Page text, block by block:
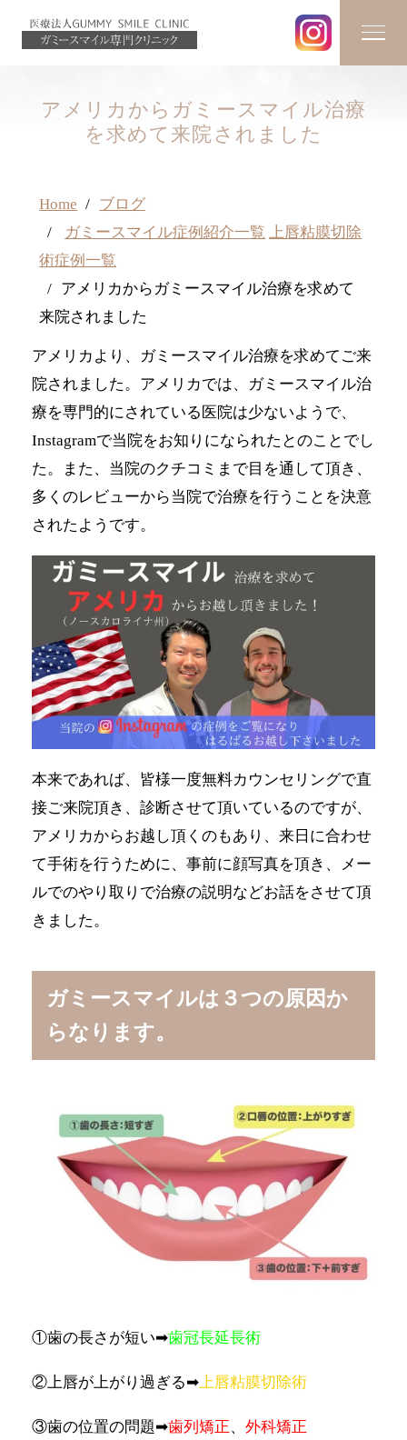
アメリカからガミースマイル治療
を求めて来院されました
Home
ブログ
ガミースマイル症例紹介一覧 上唇粘膜切除
術症例一覧
アメリカからガミースマイル治療を求めて
来院されました
アメリカより、ガミースマイル治療を求めてご来
院されました。アメリカでは、ガミースマイル治
療を専門的にされている医院は少ないようで、
Instagramで当院をお知りになられたとのことでし
た。また、当院のクチコミまで目を通して頂き、
多くのレビューから当院で治療を行うことを決意
されたようです。
本来であれば、皆様一度無料カウンセリングで直
接ご来院頂き、診断させて頂いているのですが、
アメリカからお越し頂くのもあり、来日に合わせ
て手術を行うために、事前に顔写真を頂き、メー
ルでのやり取りで治療の説明などお話をさせて頂
きました。
ガミースマイルは３つの原因か
らなります。
①歯の長さが短い➡︎歯冠長延長術
②上唇が上がり過ぎる➡︎ 上唇粘膜切除術
③歯の位置の問題➡︎歯列矯正、外科矯正